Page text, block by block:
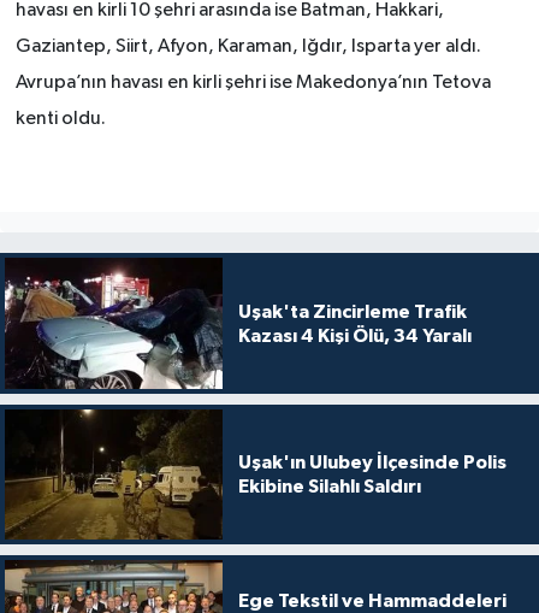
havası en kirli 10 şehri arasında ise Batman, Hakkari,
Gaziantep, Siirt, Afyon, Karaman, Iğdır, Isparta yer aldı.
Avrupa’nın havası en kirli şehri ise Makedonya’nın Tetova
kenti oldu.
Uşak'ta Zincirleme Trafik
Kazası 4 Kişi Ölü, 34 Yaralı
Uşak'ın Ulubey İlçesinde Polis
Ekibine Silahlı Saldırı
Ege Tekstil ve Hammaddeleri